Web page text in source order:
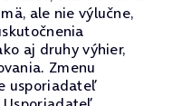
ale nie výlučne,
aj druhy výhier,
Zmenu
usporiadateľ